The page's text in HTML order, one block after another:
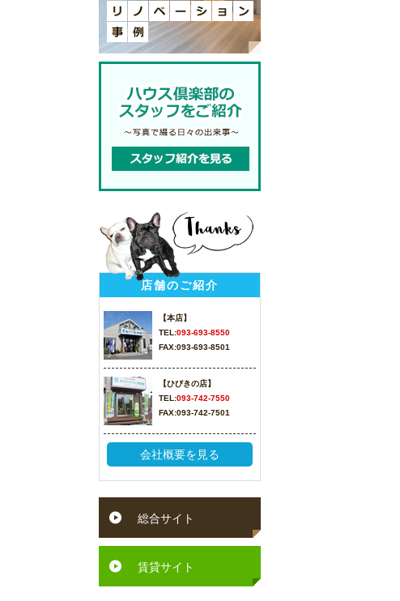
店舗のご紹介
【本店】
TEL:093-693-8550
FAX:093-693-8501
【ひびきの店】
TEL:093-742-7550
FAX:093-742-7501
会社概要を見る
総合サイト
賃貸サイト